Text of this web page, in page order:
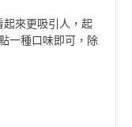
起來更吸引人，起
一種口味即可，除